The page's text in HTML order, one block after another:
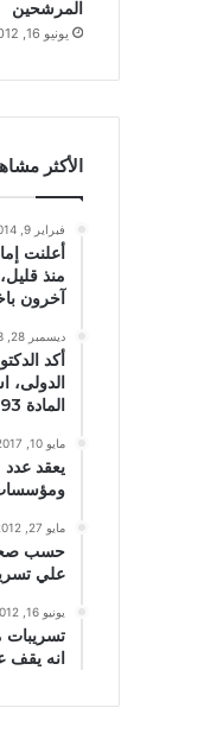
المرشحين
يونيو 16, 2012
الأكثر
فبراير 9, 2014
أعلنت
آخرون
ديسمبر 28, 2013
أكد
الدولى،
المادة 93 للتأكيد على احترام مصر
مايو 10, 2017
يعقد عدد
مايو 27, 2012
حسب
علي
يونيو 16, 2012
تسريبات
انه يقف